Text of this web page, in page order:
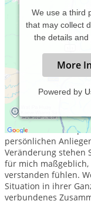
We use a third
that may collect
the details
More
Powered by
Ob Sie als
oder als Paar in
meine Hilfe in
persönlichen
Veränderung stehen
für mich maßgeblich,
verstanden fühlen.
Situation in ihrer
verbundenes